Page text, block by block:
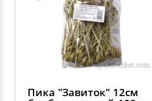
Пика "Завиток" 12см